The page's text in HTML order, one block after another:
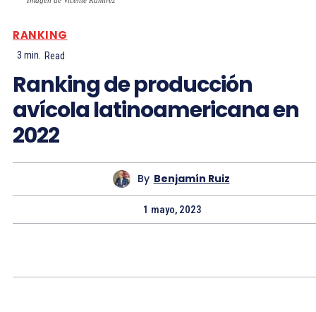
RANKING
3 min. Read
Ranking de producción
avícola latinoamericana en
2022
By Benjamín Ruiz
1 mayo, 2023